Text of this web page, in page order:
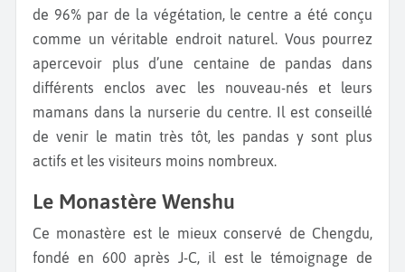
de 96% par de la végétation, le centre a été conçu
comme un véritable endroit naturel. Vous pourrez
apercevoir plus d’une centaine de pandas dans
différents enclos avec les nouveau-nés et leurs
mamans dans la nurserie du centre. Il est conseillé
de venir le matin très tôt, les pandas y sont plus
actifs et les visiteurs moins nombreux.
Le Monastère Wenshu
Ce monastère est le mieux conservé de Chengdu,
fondé en 600 après J-C, il est le témoignage de